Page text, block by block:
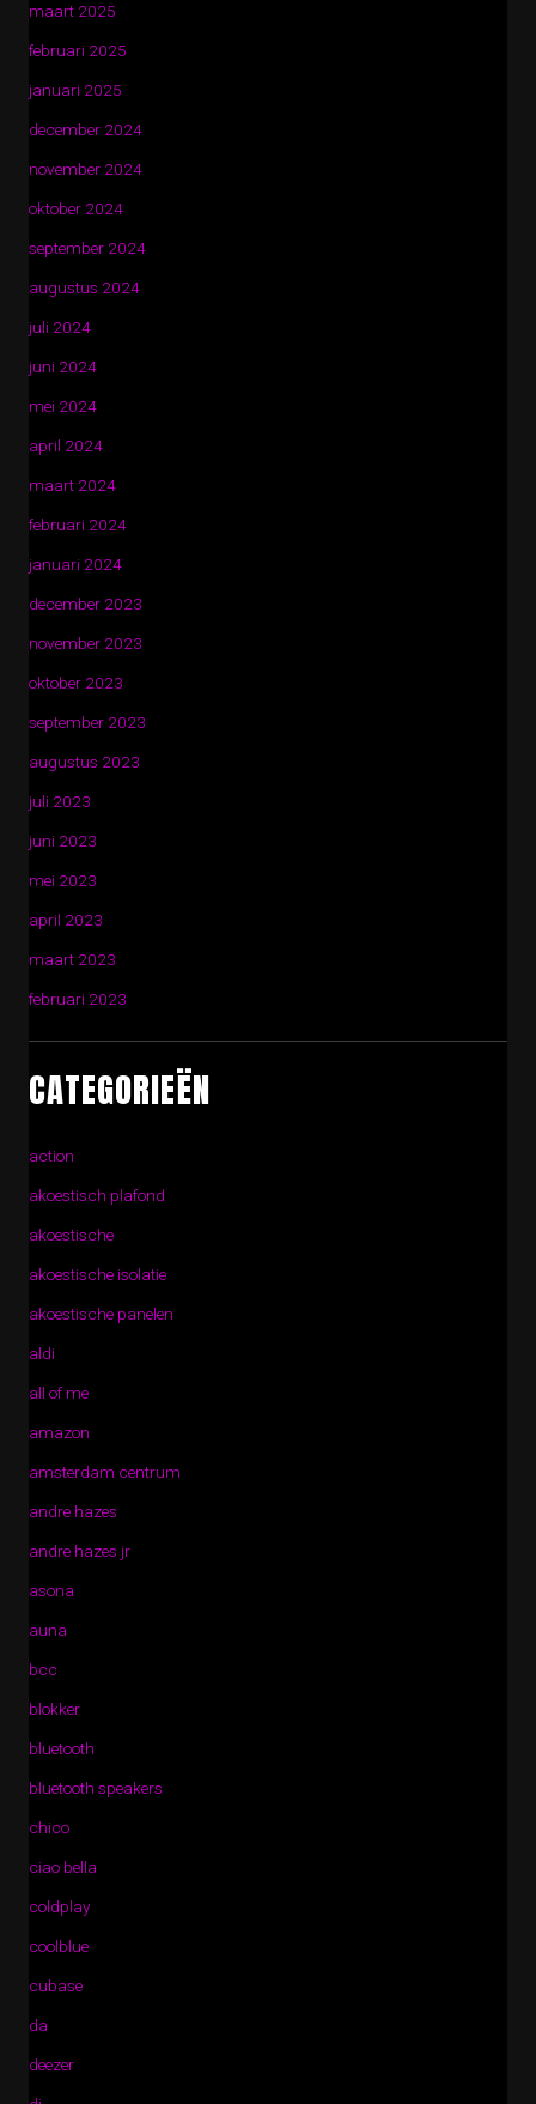
maart 2025
februari 2025
januari 2025
december 2024
november 2024
oktober 2024
september 2024
augustus 2024
juli 2024
juni 2024
mei 2024
april 2024
maart 2024
februari 2024
januari 2024
december 2023
november 2023
oktober 2023
september 2023
augustus 2023
juli 2023
juni 2023
mei 2023
april 2023
maart 2023
februari 2023
CATEGORIEËN
action
akoestisch plafond
akoestische
akoestische isolatie
akoestische panelen
aldi
all of me
amazon
amsterdam centrum
andre hazes
andre hazes jr
asona
auna
bcc
blokker
bluetooth
bluetooth speakers
chico
ciao bella
coldplay
coolblue
cubase
da
deezer